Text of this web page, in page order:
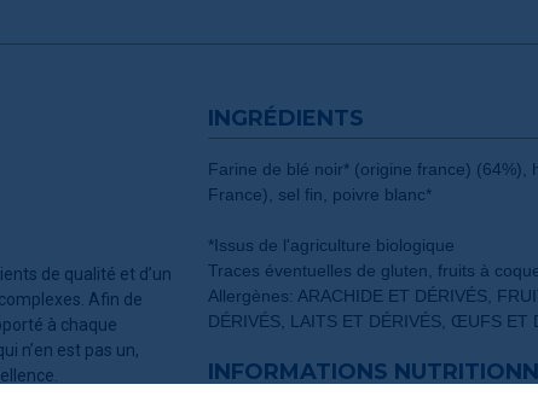
de qualité et d’un
Afin de
à chaque
n’en est pas un,
INGRÉDIENTS
Farine de blé noir* (origine france) (64%),
France), sel fin, poivre blanc*
*Issus de l'agriculture biologique
Traces éventuelles de gluten, fruits à
Allergènes: ARACHIDE ET DÉRIVÉS,
DÉRIVÉS, LAITS ET DÉRIVÉS, ŒUFS ET
INFORMATIONS